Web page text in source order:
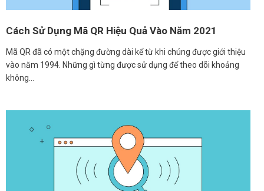
Cách Sử Dụng Mã QR Hiệu Quả Vào Năm 2021
Mã QR đã có một chặng đường dài kể từ khi chúng được giới thiệu
vào năm 1994. Những gì từng được sử dụng để theo dõi khoảng
không…